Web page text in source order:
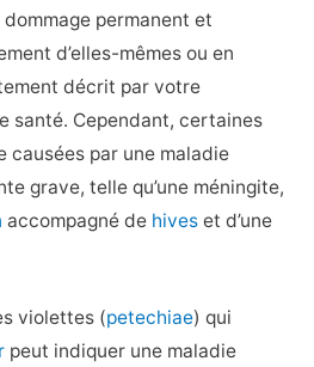
permanent et
d’elles-mêmes ou en
décrit par votre
santé. Cependant, certaines
causées par une maladie
grave, telle qu’une méningite,
accompagné de hiveset d’une
violettes (petechiae) qui
peut indiquer une maladie